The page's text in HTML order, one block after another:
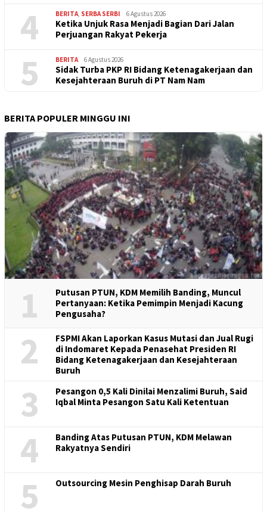
4 BERITA, SERBA SERBI 6 Agustus 2026
Ketika Unjuk Rasa Menjadi Bagian Dari Jalan
Perjuangan Rakyat Pekerja
5 BERITA 6 Agustus 2026
Sidak Turba PKP RI Bidang Ketenagakerjaan dan
Kesejahteraan Buruh di PT Nam Nam
BERITA POPULER MINGGU INI
1
Putusan PTUN, KDM Memilih Banding, Muncul
Pertanyaan: Ketika Pemimpin Menjadi Kacung
Pengusaha?
2
FSPMI Akan Laporkan Kasus Mutasi dan Jual Rugi
di Indomaret Kepada Penasehat Presiden RI
Bidang Ketenagakerjaan dan Kesejahteraan
Buruh
3
Pesangon 0,5 Kali Dinilai Menzalimi Buruh, Said
Iqbal Minta Pesangon Satu Kali Ketentuan
4
Banding Atas Putusan PTUN, KDM Melawan
Rakyatnya Sendiri
5 Outsourcing Mesin Penghisap Darah Buruh